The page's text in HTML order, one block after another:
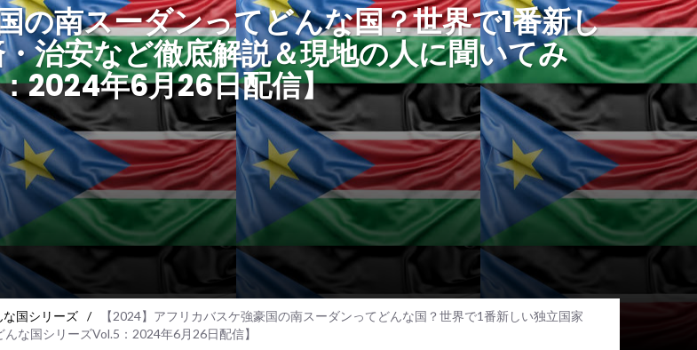
の南スーダンってどんな国？世界で1番新し
治安など徹底解説＆現地の人に聞いてみ
2024年6月26日配信】
な国シリーズ /
【2024】アフリカバスケ強豪国の南スーダンってどんな国？世界で1番新しい独立国家
な国シリーズVol.5：2024年6月26日配信】